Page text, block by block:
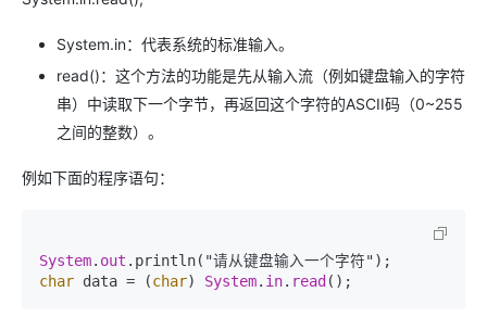
System.in：代表系统的标准输入。
read()：这个方法的功能是先从输入流（例如键盘输入的字符
串）中读取下一个字节，再返回这个字符的ASCII码（0~255
之间的整数）。
例如下面的程序语句：
System. out
char data = (char) System. in. read ();